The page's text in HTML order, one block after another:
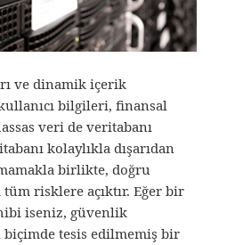
ve dinamik içerik
bilgileri, finansal
veri de veritabanı
kolaylıkla dışarıdan
birlikte, doğru
tüm risklere açıktır. Eğer bir
iseniz, güvenlik
tesis edilmemiş bir